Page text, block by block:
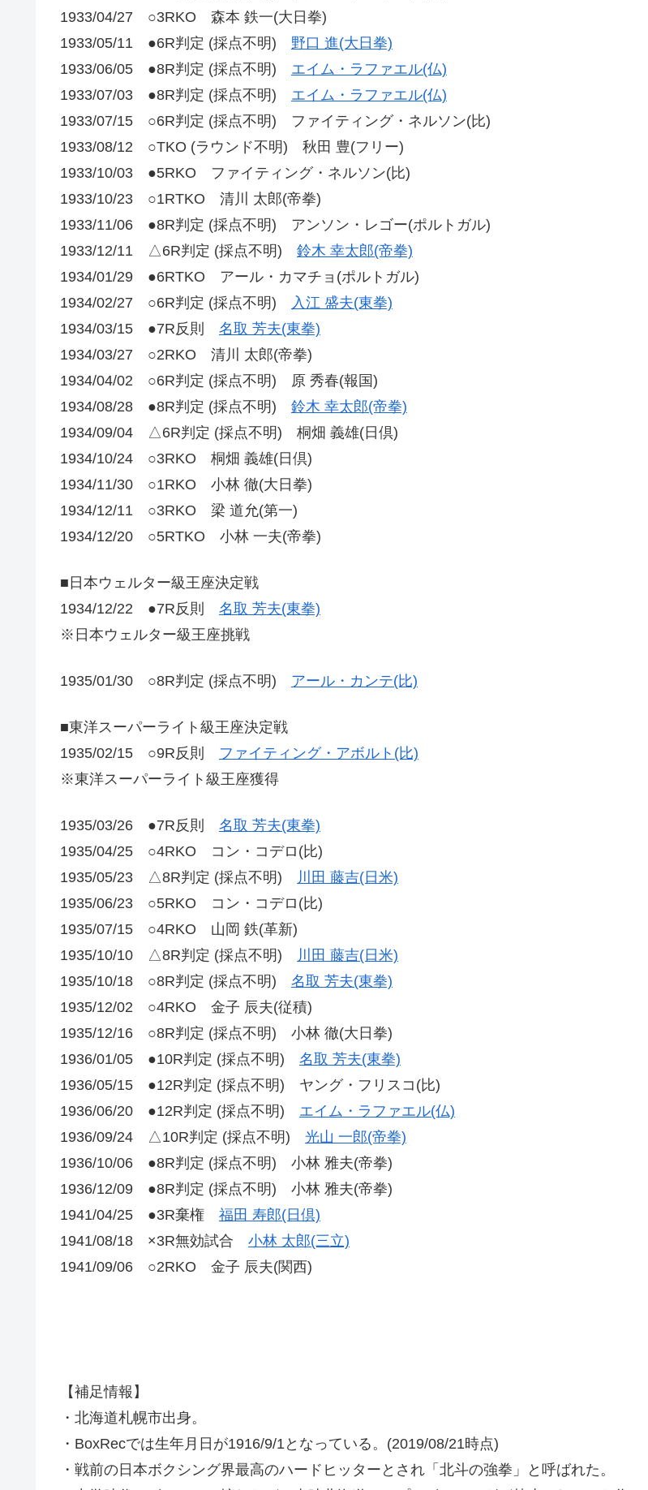
1933/04/27 ○3RKO 森本 鉄一(大日拳)
1933/05/11 ●6R判定 (採点不明) 野口 進(大日拳)
1933/06/05 ●8R判定 (採点不明) エイム・ラファエル(仏)
1933/07/03 ●8R判定 (採点不明) エイム・ラファエル(仏)
1933/07/15 ○6R判定 (採点不明) ファイティング・ネルソン(比)
1933/08/12 ○TKO (ラウンド不明) 秋田 豊(フリー)
1933/10/03 ●5RKO ファイティング・ネルソン(比)
1933/10/23 ○1RTKO 清川 太郎(帝拳)
1933/11/06 ●8R判定 (採点不明) アンソン・レゴー(ポルトガル)
1933/12/11 △6R判定 (採点不明) 鈴木 幸太郎(帝拳)
1934/01/29 ●6RTKO アール・カマチョ(ポルトガル)
1934/02/27 ○6R判定 (採点不明)
入江 盛夫(東拳)
1934/03/15 ●7R反則 名取 芳夫(東拳)
1934/03/27 ○2RKO 清川 太郎(帝拳)
1934/04/02 ○6R判定 (採点不明) 原 秀春(報国)
1934/08/28 ●8R判定 (採点不明) 鈴木 幸太郎(帝拳)
1934/09/04 △6R判定 (採点不明) 桐畑 義雄(日倶)
1934/10/24 ○3RKO 桐畑 義雄(日倶)
1934/11/30 ○1RKO 小林 徹(大日拳)
1934/12/11 ○3RKO 梁 道允(第一)
1934/12/20 ○5RTKO 小林 一夫(帝拳)
■日本ウェルター級王座決定戦
1934/12/22 ●7R反則 名取 芳夫(東拳)
※日本ウェルター級王座挑戦
1935/01/30 ○8R判定 (採点不明) アール・カンテ(比)
■東洋スーパーライト級王座決定戦
1935/02/15 ○9R反則 ファイティング・アボルト(比)
※東洋スーパーライト級王座獲得
1935/03/26 ●7R反則 名取 芳夫(東拳)
1935/04/25 ○4RKO コン・コデロ(比)
1935/05/23 △8R判定 (採点不明)
川田 藤吉(日米)
1935/06/23 ○5RKO コン・コデロ(比)
1935/07/15 ○4RKO 山岡 鉄(革新)
1935/10/10 △8R判定 (採点不明)
川田 藤吉(日米)
1935/10/18 ○8R判定 (採点不明) 名取 芳夫(東拳)
1935/12/02 ○4RKO 金子 辰夫(従積)
1935/12/16 ○8R判定 (採点不明) 小林 徹(大日拳)
1936/01/05 ●10R判定 (採点不明) 名取 芳夫(東拳)
1936/05/15 ●12R判定 (採点不明) ヤング・フリスコ(比)
1936/06/20 ●12R判定 (採点不明) エイム・ラファエル(仏)
1936/09/24 △10R判定 (採点不明) 光山 一郎(帝拳)
1936/10/06 ●8R判定 (採点不明) 小林 雅夫(帝拳)
1936/12/09 ●8R判定 (採点不明) 小林 雅夫(帝拳)
1941/04/25 ●3R棄権 福田 寿郎(日倶)
1941/08/18 ×3R無効試合 小林 太郎(三立)
1941/09/06 ○2RKO 金子 辰夫(関西)
【補足情報】
・北海道札幌市出身。
・BoxRecでは生年月日が1916/9/1となっている。(2019/08/21時点)
・戦前の日本ボクシング界最高のハードヒッターとされ「北斗の強拳」と呼ばれた。